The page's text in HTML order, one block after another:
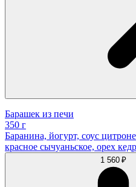
Барашек из печи
350 г
Баранина, йогурт, соус
красное сычуаньское, орех
1 560 ₽